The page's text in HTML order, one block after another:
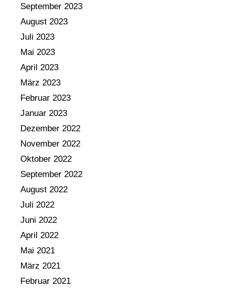
September 2023
August 2023
Juli 2023
Mai 2023
April 2023
März 2023
Februar 2023
Januar 2023
Dezember 2022
November 2022
Oktober 2022
September 2022
August 2022
Juli 2022
Juni 2022
April 2022
Mai 2021
März 2021
Februar 2021